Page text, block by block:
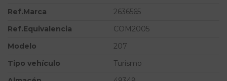
Ref.Marca
2636565
Ref.Equivalencia
COM2005
Modelo
207
Tipo vehículo
Turismo